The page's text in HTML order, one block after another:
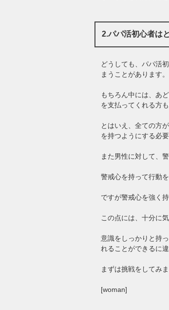
2.パパ活初心者は
どうしても、パパ活
まうことがあります。
もちろん中には、あ
を支払ってくれる方も
とはいえ、全ての方
を持つようにする必要
また男性に対して、
警戒心を持って行動
ですが警戒心を強く
この点には、十分に
意識をしっかりと持
れることができるに違
まずは挑戦をしてみま
[woman]